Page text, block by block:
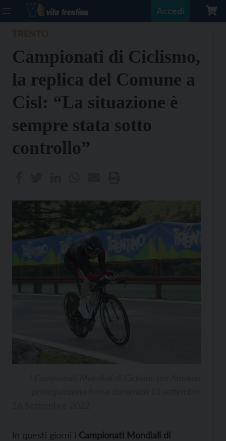
Accedi
Campionati di Ciclismo,
la replica del Comune a
Cisl: “La situazione è
sempre stata sotto
controllo”
In questi giorni i Campionati Mondiali di